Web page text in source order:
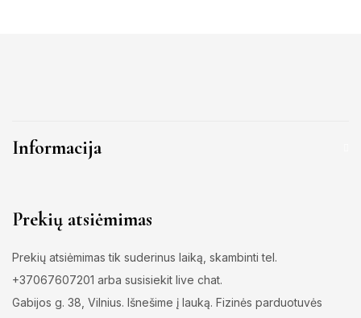
Informacija
Prekių atsiėmimas
Prekių atsiėmimas tik suderinus laiką, skambinti tel.
+37067607201 arba susisiekit live chat.
Gabijos g. 38, Vilnius. Išnešime į lauką. Fizinės parduotuvės